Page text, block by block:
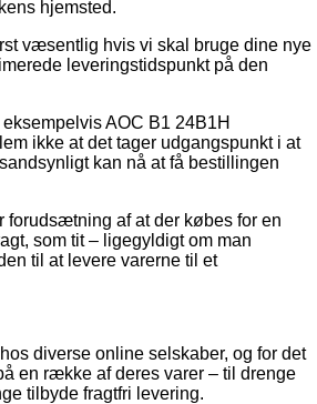
hjemsted.
væsentlig hvis vi skal bruge dine nye
leveringstidspunkt på den
AOC B1 24B1H
ikke at det tager udgangspunkt i at
kan nå at få bestillingen
forudsætning af at der købes for en
som tit – ligegyldigt om man
til at levere varerne til et
diverse online selskaber, og for det
en række af deres varer – til drenge
tilbyde fragtfri levering.